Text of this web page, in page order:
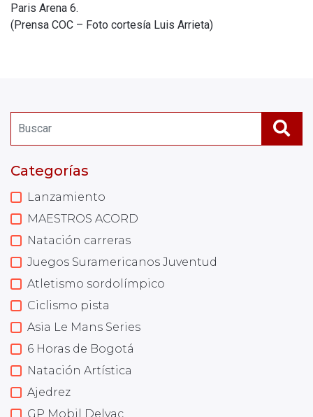
Categorías
Lanzamiento
MAESTROS ACORD
Natación carreras
Juegos Suramericanos Juventud
Atletismo sordolímpico
Ciclismo pista
Asia Le Mans Series
6 Horas de Bogotá
Natación Artística
Ajedrez
GP Mobil Delvac
Paris Arena 6.
(Prensa COC – Foto cortesía Luis Arrieta)